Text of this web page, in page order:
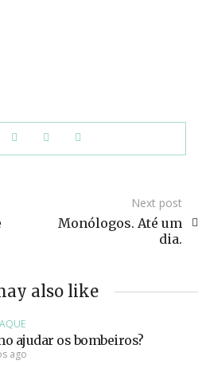
Next post
Monólogos. Até um
dia.
also like
ajudar os bombeiros?
ago